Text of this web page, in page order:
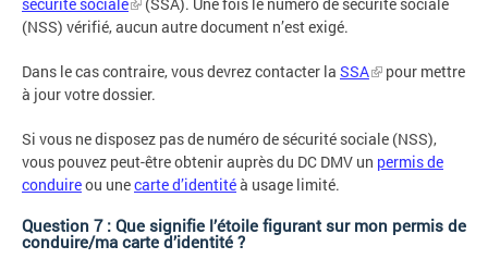
(NSS) vérifié, aucun autre document n’est exigé.
Dans le cas contraire, vous devrez contacter la SSA
pour mettre
à jour votre dossier.
Si vous ne disposez pas de numéro de sécurité sociale (NSS),
vous pouvez peut-être obtenir auprès du DC DMV un permis de
conduireou unecarte d’identitéà usage limité.
Question 7 : Que signifie l’étoile figurant sur mon permis de
conduire/ma carte d’identité ?